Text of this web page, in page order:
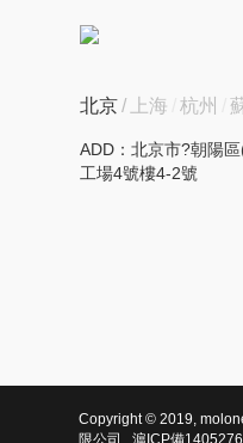
北京 上海 杭州
ADD：北京市?朝陽
工場4號樓4-2號
Copyright © 2019,
限公司
滬ICP備